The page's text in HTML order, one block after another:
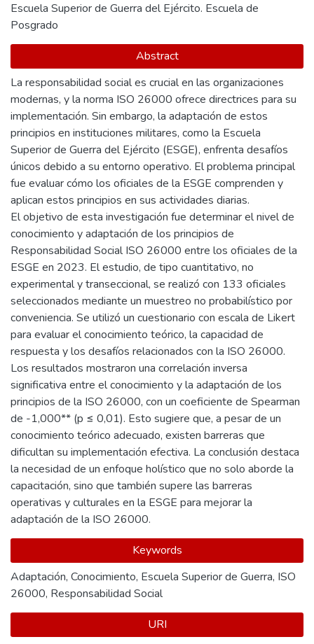
Escuela Superior de Guerra del Ejército. Escuela de
Posgrado
Abstract
La responsabilidad social es crucial en las organizaciones
modernas, y la norma ISO 26000 ofrece directrices para su
implementación. Sin embargo, la adaptación de estos
principios en instituciones militares, como la Escuela
Superior de Guerra del Ejército (ESGE), enfrenta desafíos
únicos debido a su entorno operativo. El problema principal
fue evaluar cómo los oficiales de la ESGE comprenden y
aplican estos principios en sus actividades diarias.
El objetivo de esta investigación fue determinar el nivel de
conocimiento y adaptación de los principios de
Responsabilidad Social ISO 26000 entre los oficiales de la
ESGE en 2023. El estudio, de tipo cuantitativo, no
experimental y transeccional, se realizó con 133 oficiales
seleccionados mediante un muestreo no probabilístico por
conveniencia. Se utilizó un cuestionario con escala de Likert
para evaluar el conocimiento teórico, la capacidad de
respuesta y los desafíos relacionados con la ISO 26000.
Los resultados mostraron una correlación inversa
significativa entre el conocimiento y la adaptación de los
principios de la ISO 26000, con un coeficiente de Spearman
de -1,000** (p ≤ 0,01). Esto sugiere que, a pesar de un
conocimiento teórico adecuado, existen barreras que
dificultan su implementación efectiva. La conclusión destaca
la necesidad de un enfoque holístico que no solo aborde la
capacitación, sino que también supere las barreras
operativas y culturales en la ESGE para mejorar la
adaptación de la ISO 26000.
Keywords
Adaptación, Conocimiento, Escuela Superior de Guerra, ISO
26000, Responsabilidad Social
URI